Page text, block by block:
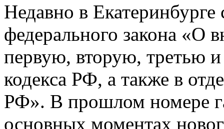
Недавно в Екатеринбурге
федерального закона «О
первую, вторую, третью
кодекса РФ, а также в
РФ». В прошлом номере
основных моментах